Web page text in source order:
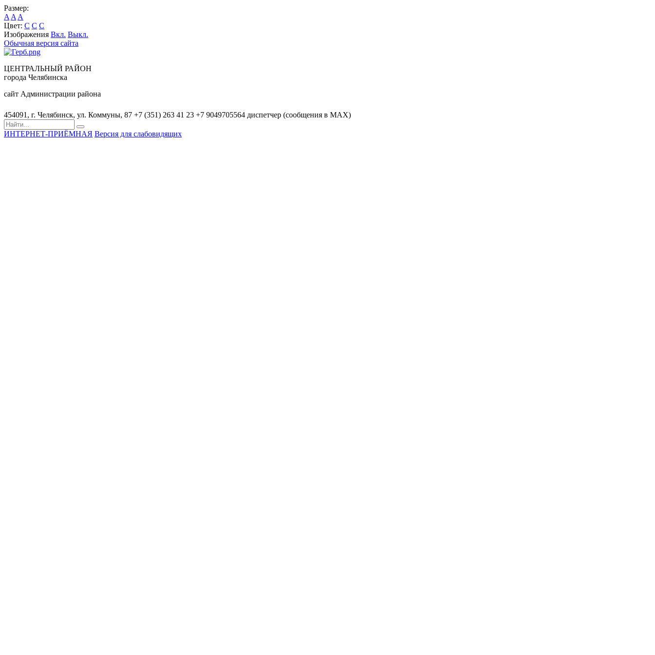
Размер:
A A A
Цвет: C C C
Изображения Вкл. Выкл.
Обычная версия сайта
ЦЕНТРАЛЬНЫЙ РАЙОН
города Челябинска
сайт Администрации района
454091, г. Челябинск, ул. Коммуны, 87 +7 (351) 263 41 23 +7 9049705564 диспетчер (сообщения в MAX)
ИНТЕРНЕТ-ПРИЁМНАЯ Версия для слабовидящих